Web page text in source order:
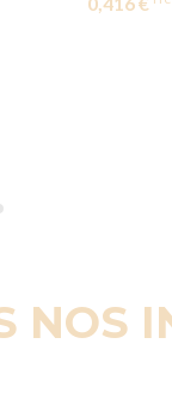
NOS